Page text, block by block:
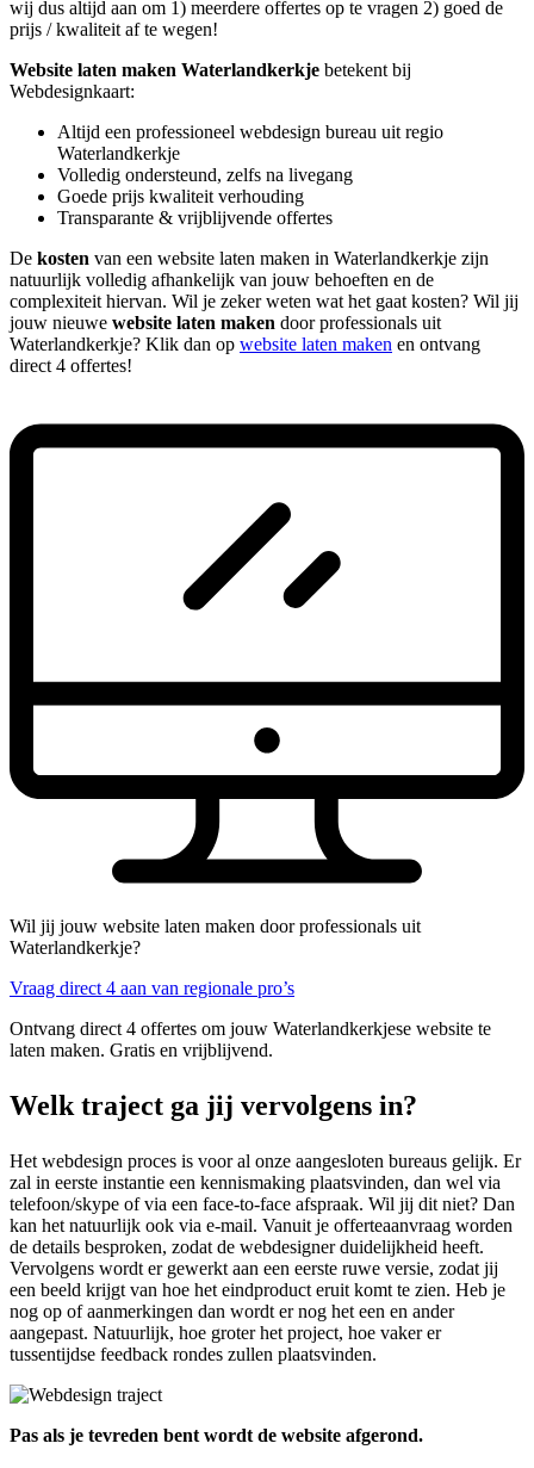
wij dus altijd aan om 1) meerdere offertes op te vragen 2) goed de
prijs / kwaliteit af te wegen!
Website laten maken Waterlandkerkje betekent bij
Webdesignkaart:
Altijd een professioneel webdesign bureau uit regio
Waterlandkerkje
Volledig ondersteund, zelfs na livegang
Goede prijs kwaliteit verhouding
Transparante & vrijblijvende offertes
De kosten van een website laten maken in Waterlandkerkje zijn
natuurlijk volledig afhankelijk van jouw behoeften en de
complexiteit hiervan. Wil je zeker weten wat het gaat kosten? Wil jij
jouw nieuwe website laten maken door professionals uit
Waterlandkerkje? Klik dan op website laten maken en ontvang
direct 4 offertes!
Wil jij jouw website laten maken door professionals uit
Waterlandkerkje?
Vraag direct 4 aan van regionale pro’s
Ontvang direct 4 offertes om jouw Waterlandkerkjese website te
laten maken. Gratis en vrijblijvend.
Welk traject ga jij vervolgens in?
Het webdesign proces is voor al onze aangesloten bureaus gelijk. Er
zal in eerste instantie een kennismaking plaatsvinden, dan wel via
telefoon/skype of via een face-to-face afspraak. Wil jij dit niet? Dan
kan het natuurlijk ook via e-mail. Vanuit je offerteaanvraag worden
de details besproken, zodat de webdesigner duidelijkheid heeft.
Vervolgens wordt er gewerkt aan een eerste ruwe versie, zodat jij
een beeld krijgt van hoe het eindproduct eruit komt te zien. Heb je
nog op of aanmerkingen dan wordt er nog het een en ander
aangepast. Natuurlijk, hoe groter het project, hoe vaker er
tussentijdse feedback rondes zullen plaatsvinden.
Pas als je tevreden bent wordt de website afgerond.